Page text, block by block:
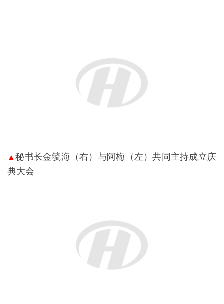
▲秘书长金毓海（右）与阿梅（左）共同主持成立庆
典大会